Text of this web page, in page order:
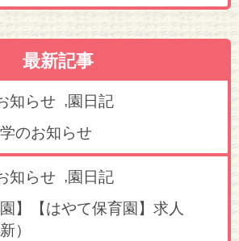
最新記事
知らせ ,園日記
のお知らせ
知らせ ,園日記
】【はやて保育園】求人
）